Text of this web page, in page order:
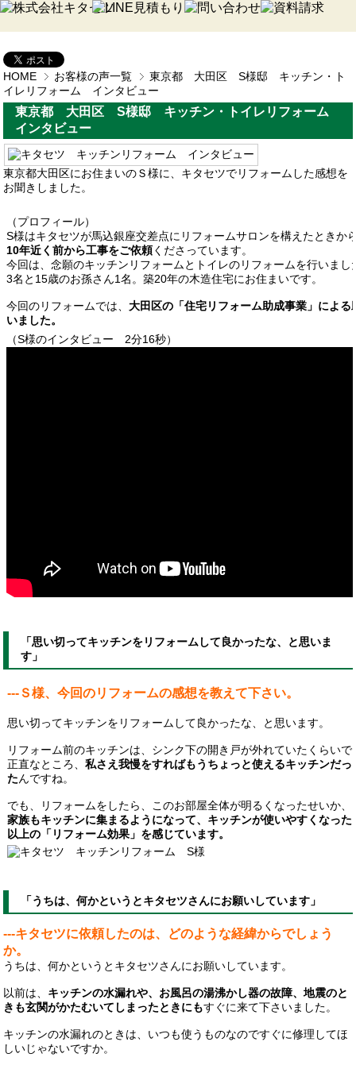
HOME お客様の声一覧
東京都 大田区 S様邸 キッチン・ト
イレリフォーム インタビュー
東京都 大田区 S様邸 キッチン・トイレリフォーム
インタビュー
東京都大田区にお住まいのＳ様に、キタセツでリフォームした感想を
お聞きしました。
（プロフィール）
S様はキタセツが馬込銀座交差点にリフォームサロンを構えたときか
10年近く前から工事をご依頼くださっています。
今回は、念願のキッチンリフォームとトイレのリフォームを行いまし
3名と15歳のお孫さん1名。築20年の木造住宅にお住まいです。
今回のリフォームでは、大田区の「住宅リフォーム助成事業」による
いました。
（S様のインタビュー 2分16秒）
「思い切ってキッチンをリフォームして良かったな、と思いま
す」
---Ｓ様、今回のリフォームの感想を教えて下さい。
思い切ってキッチンをリフォームして良かったな、と思います。
リフォーム前のキッチンは、シンク下の開き戸が外れていたくらいで
正直なところ、 私さえ我慢をすればもうちょっと使えるキッチンだっ
たんですね。
でも、リフォームをしたら、このお部屋全体が明るくなったせいか、
家族もキッチンに集まるようになって、キッチンが使いやすくなった
以上の「リフォーム効果」を感じています。
「うちは、何かというとキタセツさんにお願いしています」
---キタセツに依頼したのは、どのような経緯からでしょう
か。
うちは、何かというとキタセツさんにお願いしています。
以前は、 キッチンの水漏れや、お風呂の湯沸かし器の故障、地震のと
きも玄関がかたむいてしまったときにもすぐに来て下さいました。
キッチンの水漏れのときは、いつも使うものなのですぐに修理してほ
しいじゃないですか。